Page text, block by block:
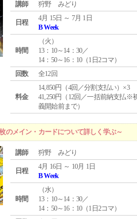
講師 狩野 みどり
日程
4月 15日 ～ 7月 1日
B Week
時間
（火 ）
13：10～14：30／
14：50～16：10（1日2コマ）
回数
全12回
料金
14,850円（4回／分割支払い）×3
41,250円（12回／一括前納支払※
義開始前まで）
のメイン・カードについて詳しく学ぶ～
講師 狩野 みどり
日程
4月 16日 ～ 10月 1日
B Week
時間
（水）
13：10～14：30／
14：50～16：10（1日2コマ）